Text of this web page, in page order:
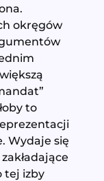
okręgów
to
Wydaje się
tej izby